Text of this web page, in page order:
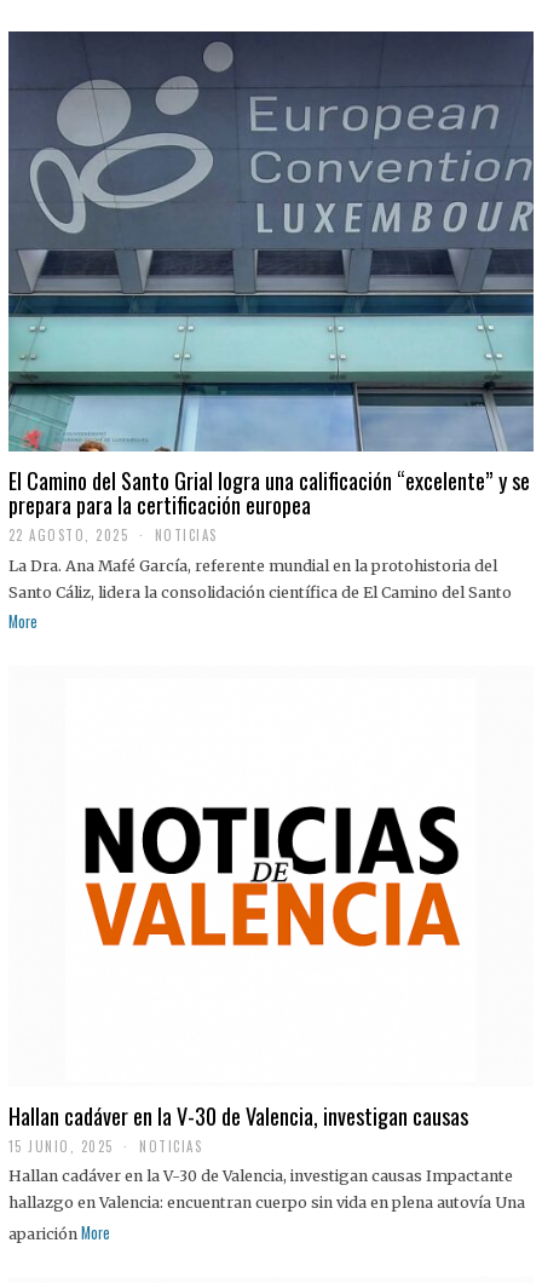
El Camino del Santo Grial logra una calificación “excelente” y se
prepara para la certificación europea
22 AGOSTO, 2025
2
A
G
NOTICIAS
La Dra. Ana Mafé García, referente mundial en la protohistoria del
Santo Cáliz, lidera la consolidación científica de El Camino del Santo
More
Hallan cadáver en la V-30 de Valencia, investigan causas
15 JUNIO, 2025 NOTICIAS
Hallan cadáver en la V-30 de Valencia, investigan causas Impactante
hallazgo en Valencia: encuentran cuerpo sin vida en plena autovía Una
aparición More